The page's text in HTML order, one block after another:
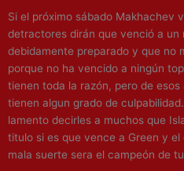
Si el próximo sábado Makhachev
detractores dirán que venció a un
debidamente preparado y que no
porque no ha vencido a ningún
tienen toda la razón, pero de esos
tienen algun grado de
lamento decirles a muchos que
titulo si es que vence a Green y
mala suerte sera el campeón de